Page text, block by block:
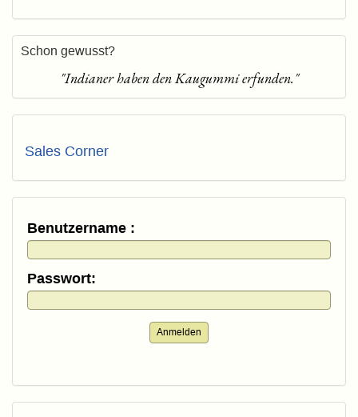
Schon gewusst?
"Indianer haben den Kaugummi erfunden."
Sales Corner
Benutzername :
Passwort:
Anmelden